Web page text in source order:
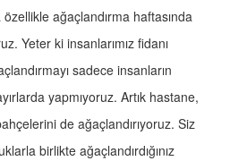
ağaçlandırma haftasında
Yeter ki insanlarımız fidanı
sadece insanların
yapmıyoruz. Artık hastane,
de ağaçlandırıyoruz. Siz
birlikte ağaçlandırdığınız